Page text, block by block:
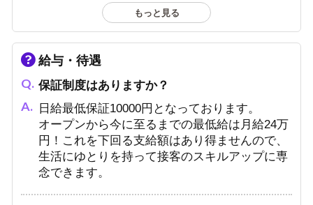
（履歴書、免許証など）
年齢の確認できる身分証をご持参ください。
当店ではお酒をほとんど飲まずに何百万も売り
上げている先輩もいます!
面接ではどんな事を聞かれますか？
難しい事は聞きません。貴方のやりたい事を聞
もっと見る
給与・待遇
保証制度はありますか？
日給最低保証10000円となっております。
オープンから今に至るまでの最低給は月給24万
円！これを下回る支給額はあり得ませんので、
生活にゆとりを持って接客のスキルアップに専
念できます。